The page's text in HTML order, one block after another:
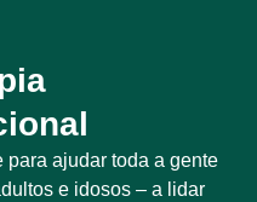
para ajudar toda a gente
e idosos – a lidar